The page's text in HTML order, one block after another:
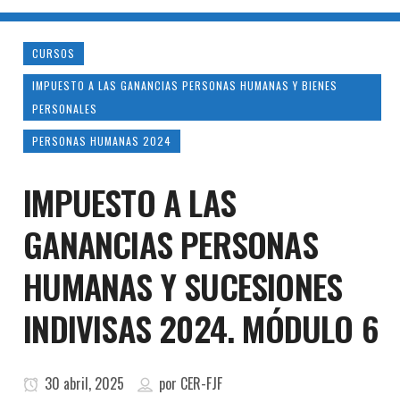
CURSOS
IMPUESTO A LAS GANANCIAS PERSONAS HUMANAS Y BIENES
PERSONALES
PERSONAS HUMANAS 2024
IMPUESTO A LAS
GANANCIAS PERSONAS
HUMANAS Y SUCESIONES
INDIVISAS 2024. MÓDULO 6
30 abril, 2025 por CER-FJF